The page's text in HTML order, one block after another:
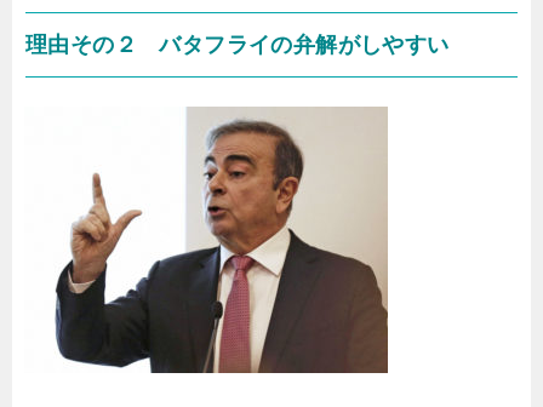
理由その２ バタフライの弁解がしやすい